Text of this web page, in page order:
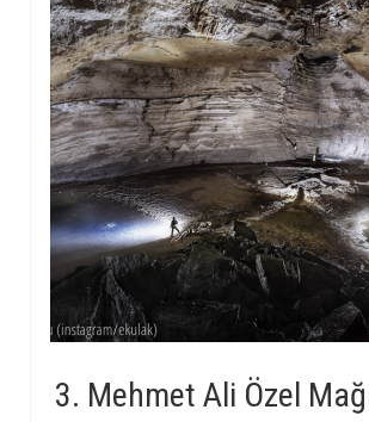
3. Mehmet Ali Özel